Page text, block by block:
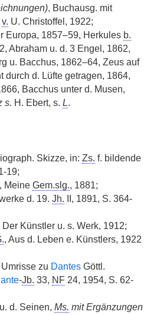
, Buchausg. mit
v. U. Christoffel, 1922;
Europa, 1857–59, Herkules b.
Abraham u. d. 3 Engel, 1862,
u. Bacchus, 1862–64, Zeus auf
durch d. Lüfte getragen, 1864,
Bacchus unter d. Musen,
s. H. Ebert, s. L.
Skizze, in: Zs. f. bildende
19;
Meine Gem.slg., 1881;
d. 19. Jh. II, 1891, S. 364-
Der Künstler u. s. Werk, 1912;
, Aus d. Leben e. Künstlers, 1922
zu Dantes Göttl.
-Jb. 33, NF 24, 1954, S. 62-
u. d. Seinen, Ms. mit Ergänzungen